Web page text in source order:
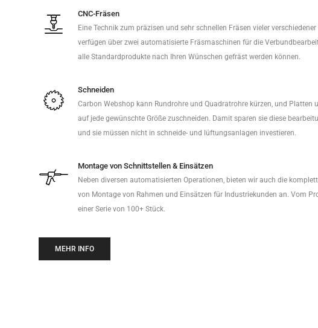
CNC-Fräsen
Eine Technik zum präzisen und sehr schnellen Fräsen vieler
verfügen über zwei automatisierte Fräsmaschinen für die
alle Standardprodukte nach Ihren Wünschen gefräst werden können.
Schneiden
Carbon Webshop kann Rundrohre und Quadratrohre kürzen, und Platten
auf jede gewünschte Größe zuschneiden. Damit sparen sie diese
und sie müssen nicht in schneide- und lüftungsanlagen investieren.
Montage von Schnittstellen & Einsätzen
Neben diversen automatisierten Operationen, bieten wir auch die
von Montage von Rahmen und Einsätzen für Industriekunden an. Vom
einer Serie von 100+ Stück.
MEHR INFO